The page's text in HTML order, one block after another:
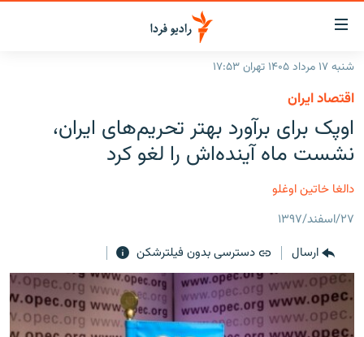
لینک‌های
قابلیت
دسترسی
بازگشت
منوی
اصلی
رفتن
به
صفحه
ایران
جهان
فرکانس‌ها
پادکست
گزارش‌های تصویری
گزارش‌های ویدئویی
زنان فردا
English
شنبه ۱۷ مرداد ۱۴۰۵ تهران ۱۷:۵۳
اقتصاد ایران
اوپک برای برآورد بهتر تحریم‌های ایران،
نشست ماه آینده‌اش را لغو کرد
دالغا خاتین اوغلو
۲۷/اسفند/۱۳۹۷
ارسال
دسترسی بدون فیلترشکن